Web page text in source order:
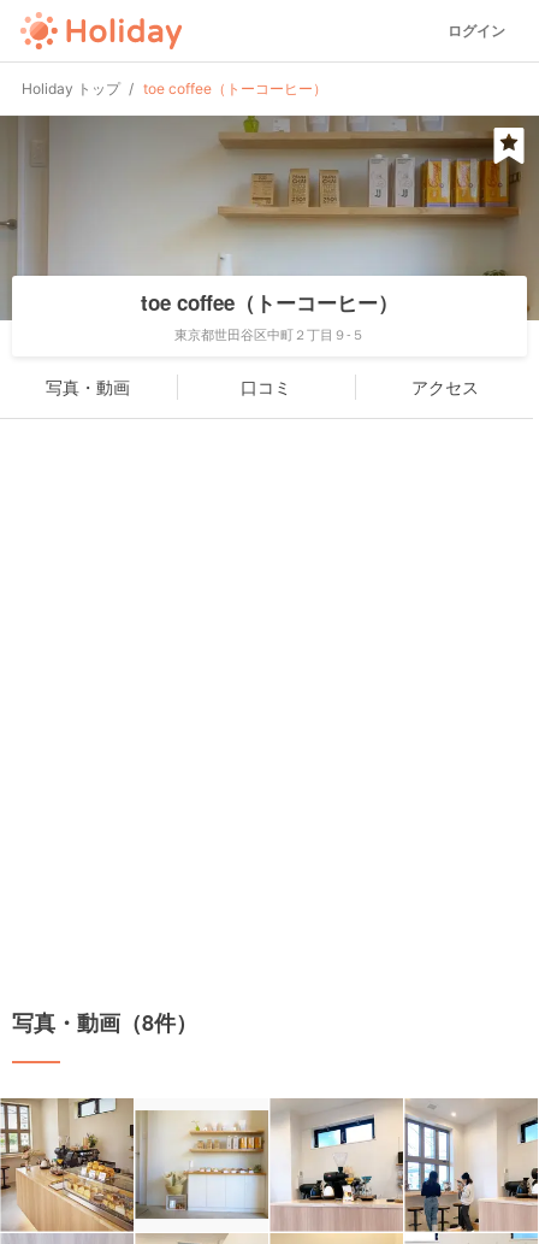
ログイン
Holiday トップ toe coffee（トーコーヒー）
toe coffee（トーコーヒー）
東京都世田谷区中町２丁目９-５
写真・動画 口コミ アクセス
写真・動画（8件）